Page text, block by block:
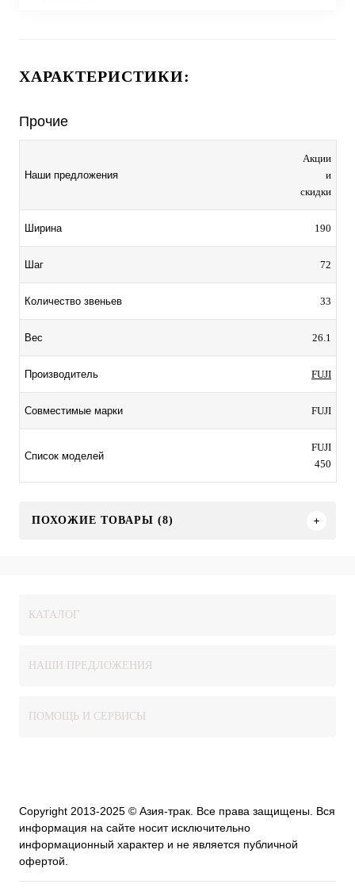
ХАРАКТЕРИСТИКИ:
Прочие
Наши предложения
Акции
и
скидки
Ширина 190
Шаг 72
Количество звеньев 33
Вес 26.1
Производитель FUJI
Совместимые марки FUJI
Список моделей
FUJI
450
ПОХОЖИЕ ТОВАРЫ (8)
КАТАЛОГ
НАШИ ПРЕДЛОЖЕНИЯ
ПОМОЩЬ И СЕРВИСЫ
Copyright 2013-2025 © Азия-трак. Все права защищены. Вся
информация на сайте носит исключительно
информационный характер и не является публичной
офертой.